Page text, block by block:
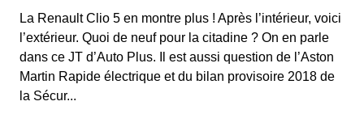
La Renault Clio 5 en montre plus ! Après l’intérieur, voici
l’extérieur. Quoi de neuf pour la citadine ? On en parle
dans ce JT d’Auto Plus. Il est aussi question de l’Aston
Martin Rapide électrique et du bilan provisoire 2018 de
la Sécur...